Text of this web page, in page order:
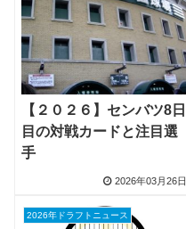
【２０２６】センバツ8日
目の対戦カードと注目選
手
2026年03月26日
2026年ドラフトニュース